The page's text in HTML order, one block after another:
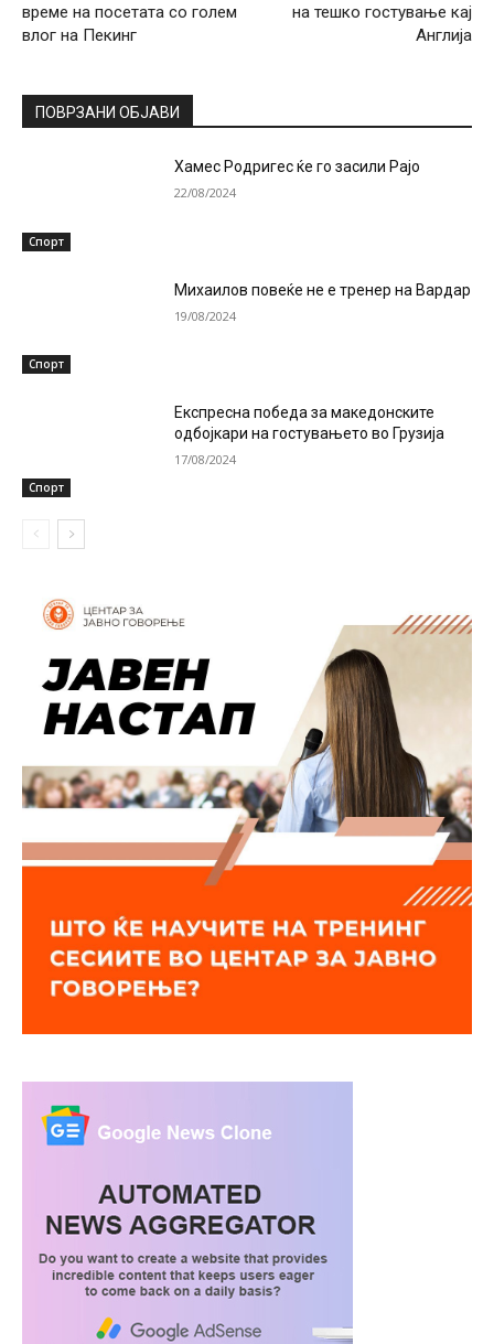
време на посетата со голем
влог на Пекинг
на тешко гостување кај
Англија
ПОВРЗАНИ ОБЈАВИ
Спорт
Хамес Родригес ќе го засили Рајо
22/08/2024
Спорт
Михаилов повеќе не е тренер на Вардар
19/08/2024
Спорт
Експресна победа за македонските
одбојкари на гостувањето во Грузија
17/08/2024